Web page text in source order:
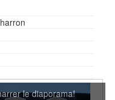
le diaporama!